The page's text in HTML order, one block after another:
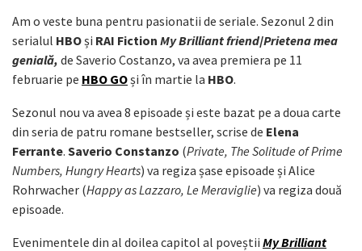
Am o veste buna pentru pasionatii de seriale. Sezonul 2 din
serialul HBOși RAI Fiction My Brilliant friend/Prietena mea
genială, de Saverio Costanzo, va avea premiera pe 11
februarie pe HBO GOși în martie la HBO.
Sezonul nou va avea 8 episoade și este bazat pe a doua carte
din seria de patru romane bestseller, scrise de Elena
Ferrante. Saverio Constanzo (Private, The Solitude of Prime
Numbers, Hungry Hearts) va regiza șase episoade și Alice
Rohrwacher (Happy as Lazzaro, Le Meraviglie) va regiza două
episoade.
Evenimentele din al doilea capitol al poveștii My Brilliant